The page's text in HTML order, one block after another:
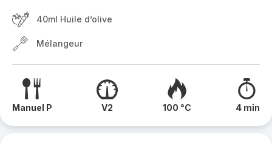
40ml Huile d’olive
Mélangeur
Manuel P V2 100 °C 4 min